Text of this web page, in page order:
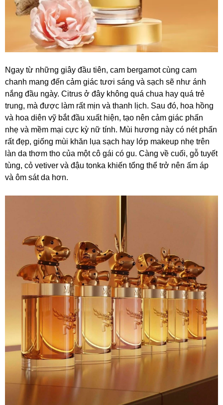
Ngay từ những giây đầu tiên, cam bergamot cùng cam
chanh mang đến cảm giác tươi sáng và sạch sẽ như ánh
nắng đầu ngày. Citrus ở đây không quá chua hay quá trẻ
trung, mà được làm rất mịn và thanh lịch. Sau đó, hoa hồng
và hoa diên vỹ bắt đầu xuất hiện, tạo nên cảm giác phấn
nhẹ và mềm mại cực kỳ nữ tính. Mùi hương này có nét phấn
rất đẹp, giống mùi khăn lụa sạch hay lớp makeup nhẹ trên
làn da thơm tho của một cô gái có gu. Càng về cuối, gỗ tuyết
tùng, cỏ vetiver và đậu tonka khiến tổng thể trở nên ấm áp
và ôm sát da hơn.